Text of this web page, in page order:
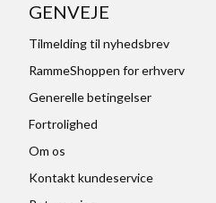
GENVEJE
Tilmelding til nyhedsbrev
RammeShoppen for erhverv
Generelle betingelser
Fortrolighed
Om os
Kontakt kundeservice